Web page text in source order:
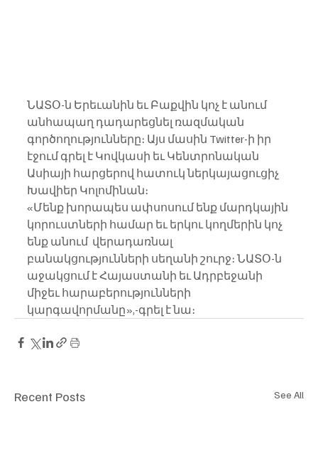
ՆԱՏՕ-ն Երեւանին եւ Բաքվին կոչ է անում
անհապաղ դադարեցնել ռազմական
գործողությունները։ Այս մասին Twitter-ի իր
էջում գրել է Կովկասի եւ Կենտրոնական
Ասիայի հարցերով հատուկ ներկայացուցիչ
Խավիեր Կոլոմինան։
«Մենք խորապես ափսոսում ենք մարդկային
կորուստների համար եւ երկու կողմերին կոչ
ենք անում  վերադառնալ
բանակցությունների սեղանի շուրջ։ ՆԱՏՕ-ն
աջակցում է Հայաստանի եւ Ադրբեջանի
միջեւ հարաբերությունների
կարգավորմանը»,-գրել է նա։
Recent Posts See All